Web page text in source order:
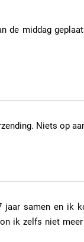
de middag
Niets op
jaar samen en ik
ik zelfs niet